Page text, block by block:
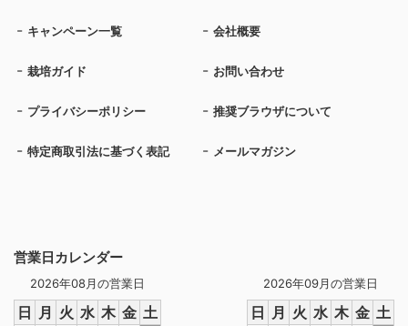
営業日カレンダー
2026年08月の営業日
日 月 火 水 木 金 土
2026年09月の営業日
日 月 火 水 木 金 土
キャンペーン一覧 会社概要
栽培ガイド お問い合わせ
プライバシーポリシー 推奨ブラウザについて
特定商取引法に基づく表記 メールマガジン